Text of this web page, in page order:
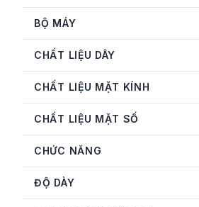
Gucci
GV2
Invicta
Just Cavalli
Kemil
MATHEY-TISSOT
BỘ MÁY
CHẤT LIỆU DÂY
CHẤT LIỆU MẶT KÍNH
CHẤT LIỆU MẶT SỐ
CHỨC NĂNG
ĐỘ DÀY